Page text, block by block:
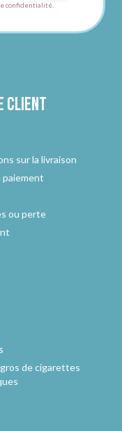
confidentialité.
client
sur la livraison
paiement
ou perte
de cigarettes